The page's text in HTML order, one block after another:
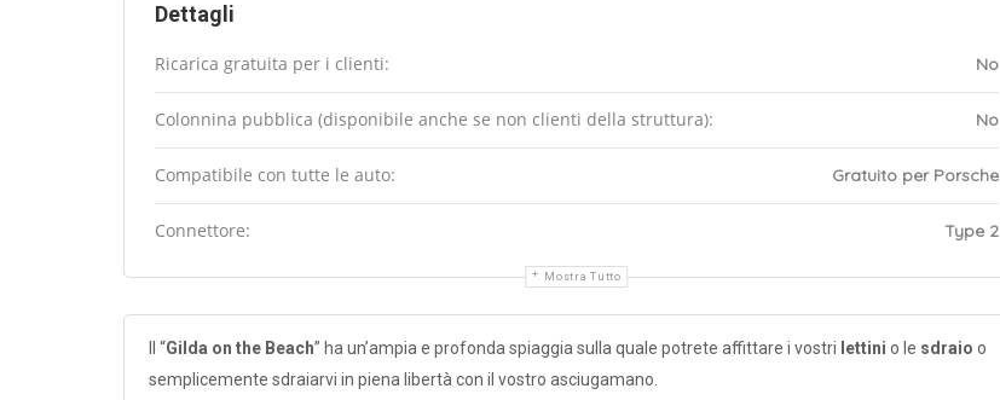
Dettagli
Ricarica gratuita per i clienti: No
Colonnina pubblica (disponibile anche se non clienti della struttura): No
Compatibile con tutte le auto: Gratuito per Porsche
Connettore: Type 2
Mostra Tutto
Il “Gilda on the Beach” ha un’ampia e profonda spiaggia sulla quale potrete affittare i vostri lettini o le sdraio o
semplicemente sdraiarvi in piena libertà con il vostro asciugamano.